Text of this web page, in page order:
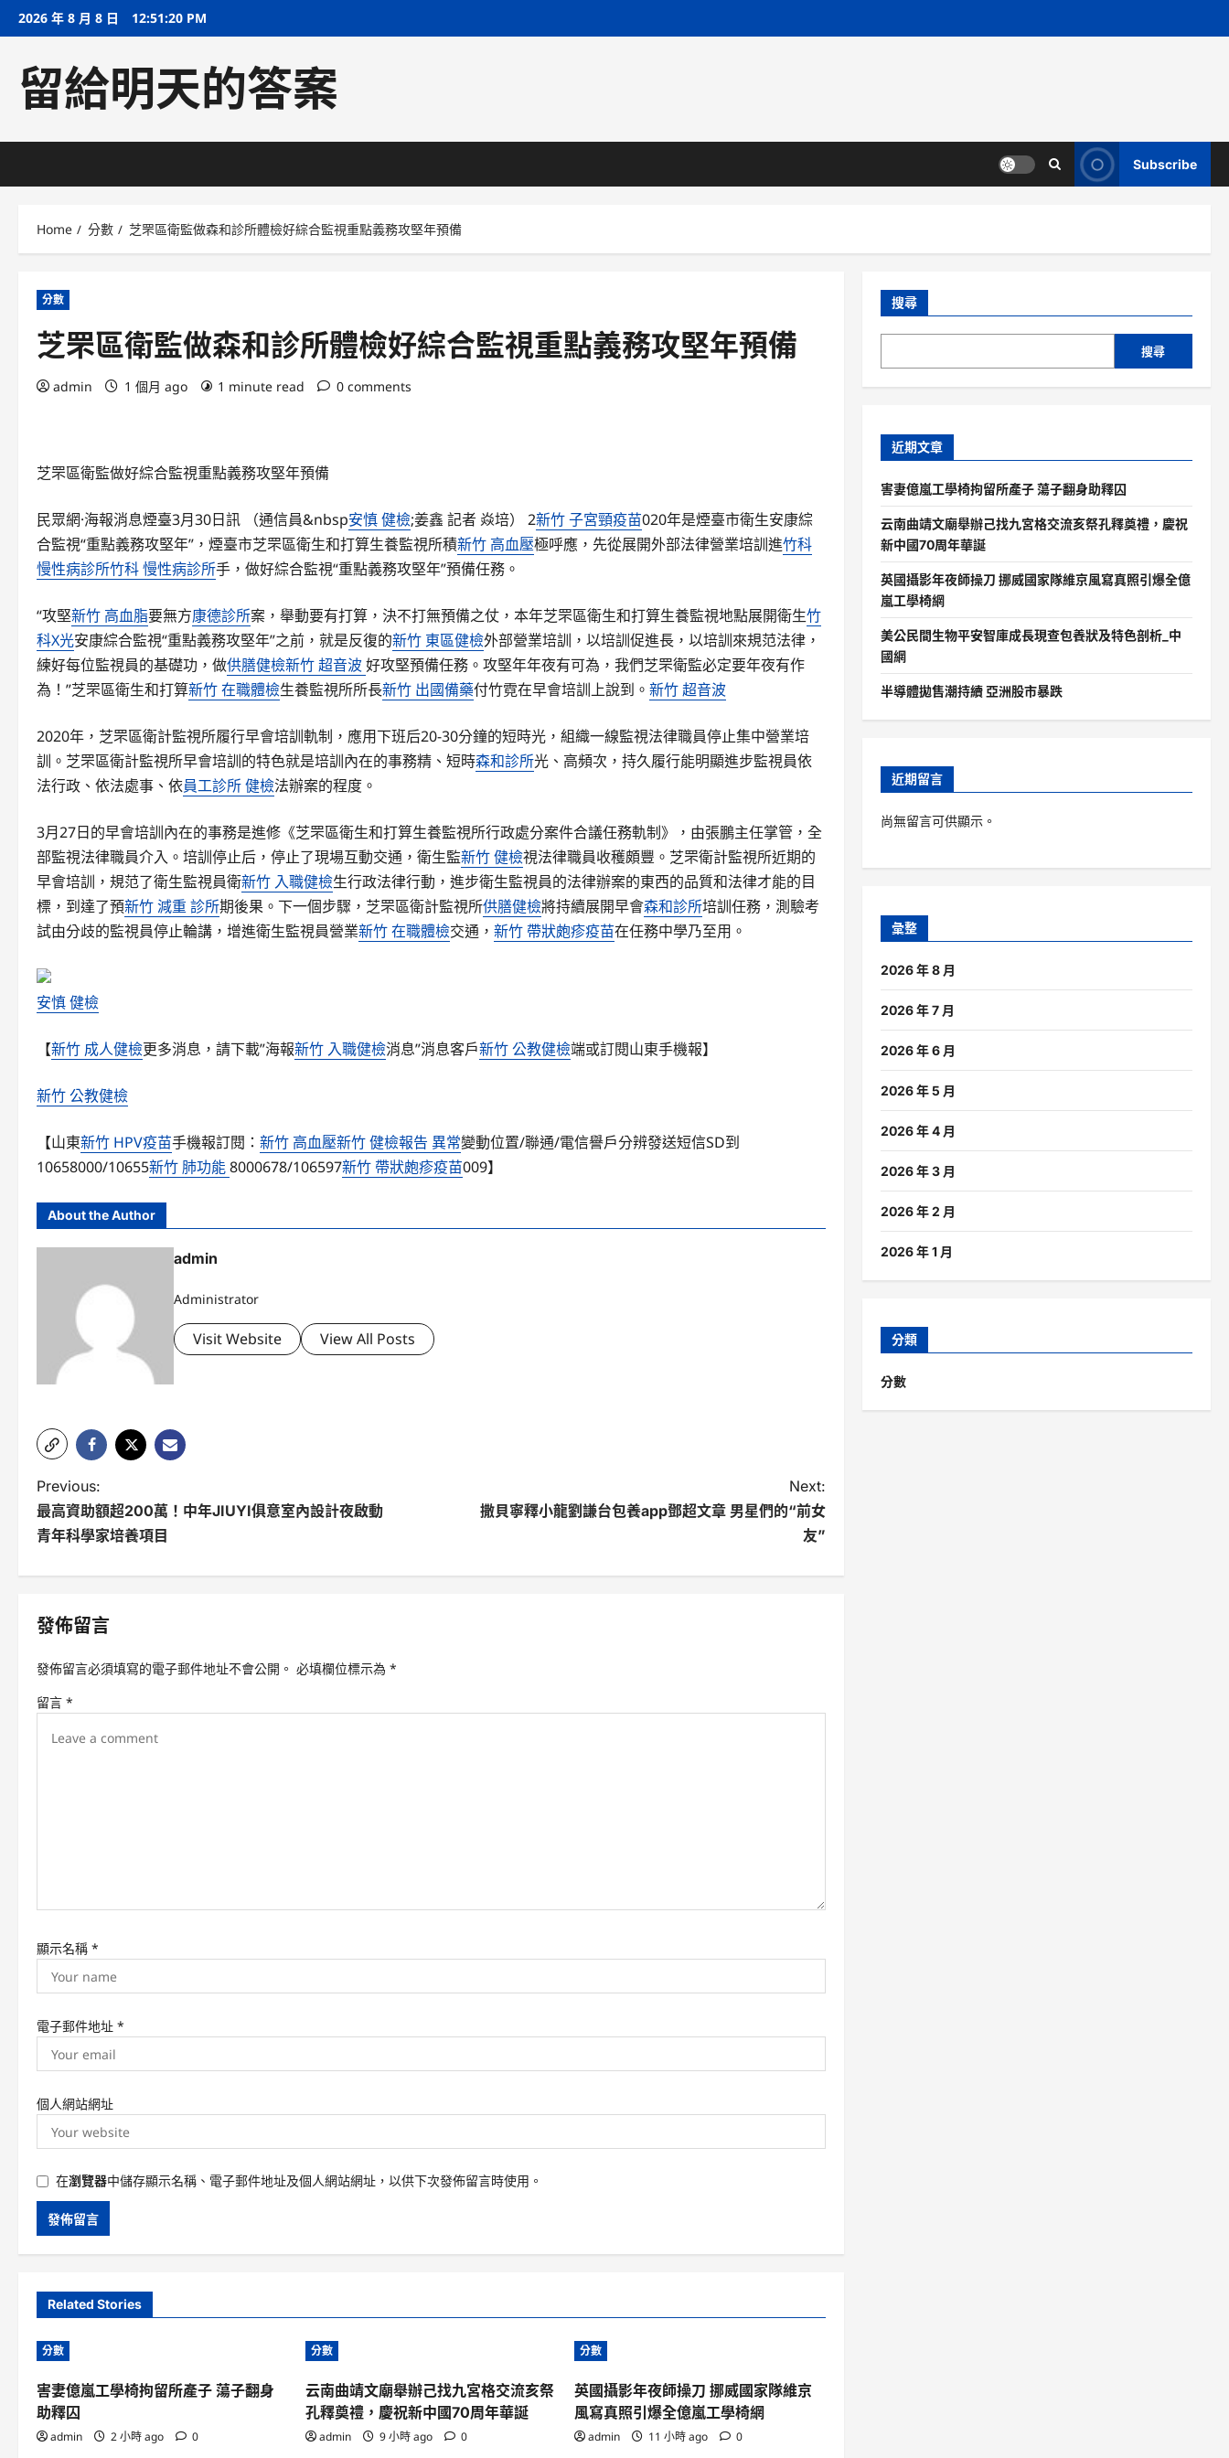
Skip2026 年 8 月 8 日 12:51:21 PM
留給明天的答案
Subscribe
Home 分數 芝罘區衛監做森和診所體檢好綜合監視重點義務攻堅年預備
分數
芝罘區衛監做森和診所體檢好綜合監視重點義務攻堅年預備
admin 1 個月 ago 1 minute read 0 comments
芝罘區衛監做好綜合監視重點義務攻堅年預備
民眾網·海報消息煙臺3月30日訊 （通信員&nbsp安慎 健檢;姜鑫 記者 焱培） 2新竹 子宮頸疫苗020年是煙臺市衛生安康綜
合監視“重點義務攻堅年”，煙臺市芝罘區衛生和打算生養監視所積新竹 高血壓極呼應，先從展開外部法律營業培訓進竹科
慢性病診所竹科 慢性病診所手，做好綜合監視“重點義務攻堅年”預備任務。
“攻堅新竹 高血脂要無方康德診所案，舉動要有打算，決不打無預備之仗，本年芝罘區衛生和打算生養監視地點展開衛生竹
科X光安康綜合監視“重點義務攻堅年”之前，就是反復的新竹 東區健檢外部營業培訓，以培訓促進長，以培訓來規范法律，
練好每位監視員的基礎功，做供膳健檢新竹 超音波好攻堅預備任務。攻堅年年夜有可為，我們芝罘衛監必定要年夜有作
為！”芝罘區衛生和打算新竹 在職體檢生養監視所所長新竹 出國備藥付竹霓在早會培訓上說到。 新竹 超音波
2020年，芝罘區衛計監視所履行早會培訓軌制，應用下班后20-30分鐘的短時光，組織一線監視法律職員停止集中營業培
訓。芝罘區衛計監視所早會培訓的特色就是培訓內在的事務精、短時森和診所光、高頻次，持久履行能明顯進步監視員依
法行政、依法處事、依員工診所 健檢法辦案的程度。
3月27日的早會培訓內在的事務是進修《芝罘區衛生和打算生養監視所行政處分案件合議任務軌制》，由張鵬主任掌管，全
部監視法律職員介入。培訓停止后，停止了現場互動交通，衛生監新竹 健檢視法律職員收穫頗豐。芝罘衛計監視所近期的
早會培訓，規范了衛生監視員衛新竹 入職健檢生行政法律行動，進步衛生監視員的法律辦案的東西的品質和法律才能的目
標，到達了預新竹 減重 診所期後果。下一個步驟，芝罘區衛計監視所供膳健檢將持續展開早會森和診所培訓任務，測驗考
試由分歧的監視員停止輪講，增進衛生監視員營業新竹 在職體檢交通， 新竹 帶狀皰疹疫苗在任務中學乃至用。
安慎 健檢
【新竹 成人健檢更多消息，請下載”海報新竹 入職健檢消息”消息客戶新竹 公教健檢端或訂閱山東手機報】
新竹 公教健檢
【山東新竹 HPV疫苗手機報訂閱： 新竹 高血壓新竹 健檢報告 異常變動位置/聯通/電信譽戶分辨發送短信SD到
10658000/10655新竹 肺功能8000678/106597新竹 帶狀皰疹疫苗009】
About the Author
admin
Administrator
Visit Website View All Posts
P
o
n
i
n
Previous:
最高資助額超200萬！中年JIUYI俱意室內設計夜啟動
青年科學家培養項目
Next:
撒貝寧釋小龍劉謙台包養app鄧超文章 男星們的“前女
友”
發佈留言
發佈留言必須填寫的電子郵件地址不會公開。 必填欄位標示為 *
留言 *
顯示名稱 *
電子郵件地址 *
個人網站網址
在瀏覽器中儲存顯示名稱、電子郵件地址及個人網站網址，以供下次發佈留言時使用。
Related Stories
分數
害妻億嵐工學椅拘留所產子 蕩子翻身
助釋囚
admin 2 小時 ago 0
分數
云南曲靖文廟舉辦己找九宮格交流亥祭
孔釋奠禮，慶祝新中國70周年華誕
admin 9 小時 ago 0
分數
英國攝影年夜師操刀 挪威國家隊維京
風寫真照引爆全億嵐工學椅網
admin 11 小時 ago 0
搜尋
搜尋
近期文章
害妻億嵐工學椅拘留所產子 蕩子翻身助釋囚
云南曲靖文廟舉辦己找九宮格交流亥祭孔釋奠禮，慶祝
新中國70周年華誕
英國攝影年夜師操刀 挪威國家隊維京風寫真照引爆全億
嵐工學椅網
美公民間生物平安智庫成長現查包養狀及特色剖析_中
國網
半導體拋售潮持續 亞洲股市暴跌
近期留言
尚無留言可供顯示。
彙整
2026 年 8 月
2026 年 7 月
2026 年 6 月
2026 年 5 月
2026 年 4 月
2026 年 3 月
2026 年 2 月
2026 年 1 月
分類
分數